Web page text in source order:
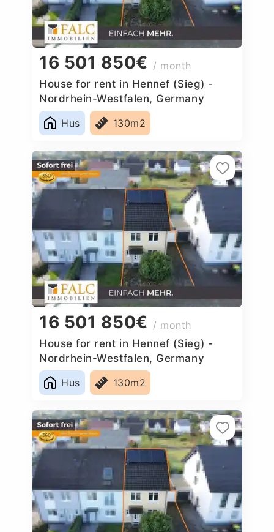
16 501 850€ / month
House for rent in Hennef (Sieg) -
Nordrhein-Westfalen, Germany
Hus
130m2
16 501 850€ / month
House for rent in Hennef (Sieg) -
Nordrhein-Westfalen, Germany
Hus
130m2